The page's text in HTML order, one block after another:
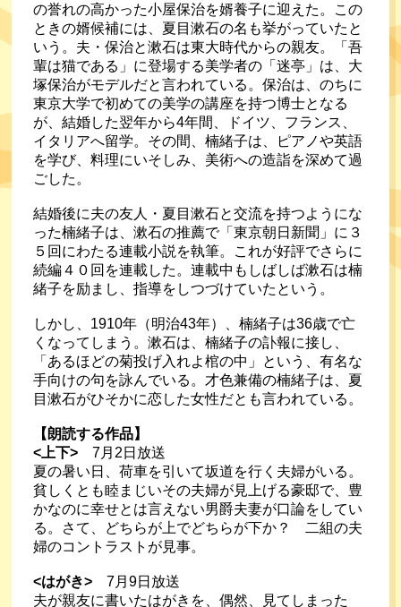
の誉れの高かった小屋保治を婿養子に迎えた。この
ときの婿候補には、夏目漱石の名も挙がっていたと
いう。夫・保治と漱石は東大時代からの親友。「吾
輩は猫である」に登場する美学者の「迷亭」は、大
塚保治がモデルだと言われている。保治は、のちに
東京大学で初めての美学の講座を持つ博士となる
が、結婚した翌年から4年間、ドイツ、フランス、
イタリアへ留学。その間、楠緒子は、ピアノや英語
を学び、料理にいそしみ、美術への造詣を深めて過
ごした。
結婚後に夫の友人・夏目漱石と交流を持つようにな
った楠緒子は、漱石の推薦で「東京朝日新聞」に３
５回にわたる連載小説を執筆。これが好評でさらに
続編４０回を連載した。連載中もしばしば漱石は楠
緒子を励まし、指導をしつづけていたという。
しかし、1910年（明治43年）、楠緒子は36歳で亡
くなってしまう。漱石は、楠緒子の訃報に接し、
「あるほどの菊投げ入れよ棺の中」という、有名な
手向けの句を詠んでいる。才色兼備の楠緒子は、夏
目漱石がひそかに恋した女性だとも言われている。
【朗読する作品】
<上下> 7月2日放送
夏の暑い日、荷車を引いて坂道を行く夫婦がいる。
貧しくとも睦まじいその夫婦が見上げる豪邸で、豊
かなのに幸せとは言えない男爵夫妻が口論をしてい
る。さて、どちらが上でどちらが下か？　二組の夫
婦のコントラストが見事。
<はがき> 7月9日放送
夫が親友に書いたはがきを、偶然、見てしまった